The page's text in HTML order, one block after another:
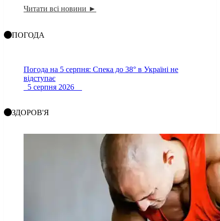
Читати всі новини ►
ПОГОДА
Погода на 5 серпня: Спека до 38° в Україні не
відступає
5 серпня 2026
ЗДОРОВ'Я